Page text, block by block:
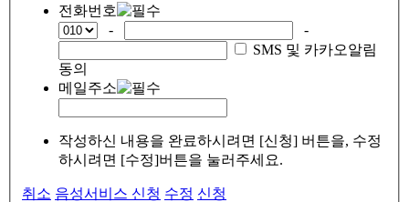
전화번호
-
-
SMS 및 카카오알림
동의
메일주소
작성하신 내용을 완료하시려면 [신청] 버튼을, 수정
하시려면 [수정]버튼을 눌러주세요.
취소 음성서비스 신청 수정 신청